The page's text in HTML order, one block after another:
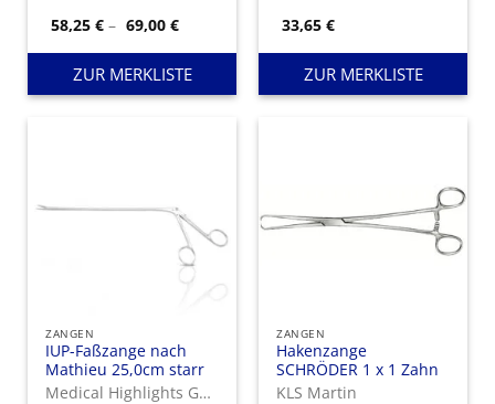
58,25€ – 69,00€Preisspanne:
58,25 €
bis
69,00 €
ZUR MERKLISTE
33,65€
ZUR MERKLISTE
ZANGEN
IUP-Faßzange nach
Mathieu 25,0cm starr
Medical Highlights GmbH
ZANGEN
Hakenzange
SCHRÖDER 1 x 1 Zahn
KLS Martin